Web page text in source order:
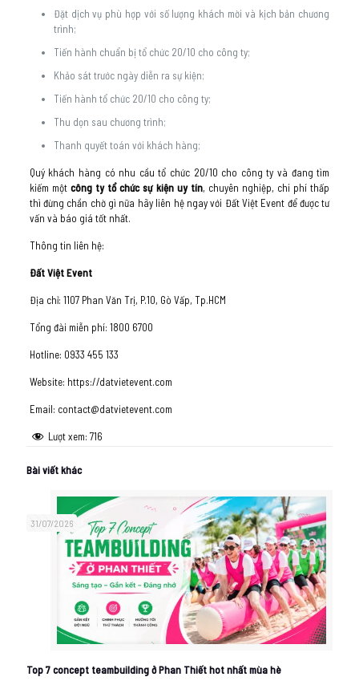
Đặt dịch vụ phù hợp với số lượng khách mời và kịch bản chương
trình;
Tiến hành chuẩn bị tổ chức 20/10 cho công ty;
Khảo sát trước ngày diễn ra sự kiện;
Tiến hành tổ chức 20/10 cho công ty;
Thu dọn sau chương trình;
Thanh quyết toán với khách hàng;
Quý khách hàng có nhu cầu tổ chức 20/10 cho công ty và đang tìm
kiếm mộtcông ty tổ chức sự kiện uy tín, chuyên nghiệp, chi phí thấp
thì đừng chần chờ gì nữa hãy liên hệ ngay với Đất Việt Event để được tư
vấn và báo giá tốt nhất.
Thông tin liên hệ:
Đất Việt Event
Địa chỉ: 1107 Phan Văn Trị, P.10, Gò Vấp, Tp.HCM
Tổng đài miễn phí: 1800 6700
Hotline: 0933 455 133
Website: https://datvietevent.com
Email: contact@datvietevent.com
Lượt xem: 716
Bài viết khác
31/07/2026
Top 7 concept teambuilding ở Phan Thiết hot nhất mùa hè